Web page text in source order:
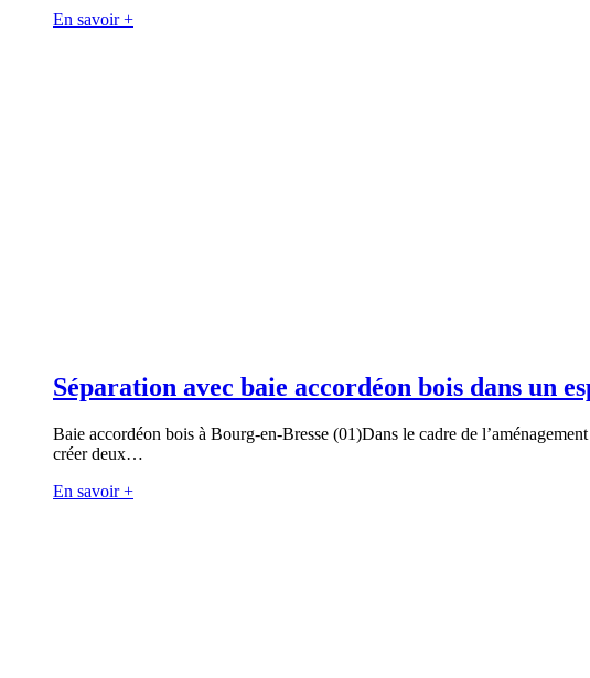
En savoir +
Séparation avec baie accordéon bois dans un
Baie accordéon bois à Bourg-en-Bresse (01)Dans le cadre de
créer deux…
En savoir +